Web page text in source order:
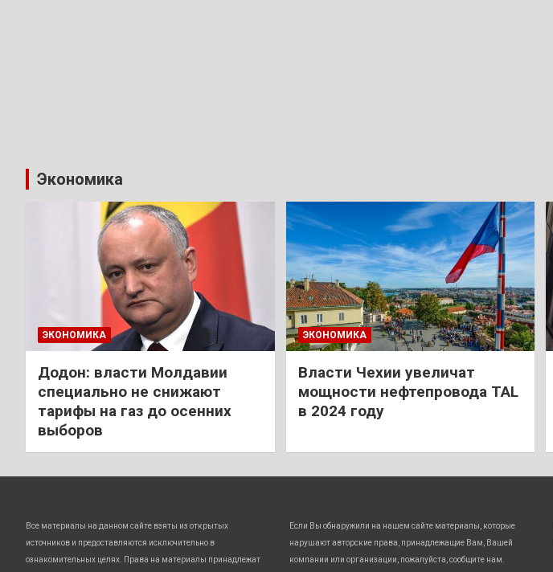
Экономика
ЭКОНОМИКА
Додон: власти Молдавии
специально не снижают
тарифы на газ до осенних
выборов
ЭКОНОМИКА
Власти Чехии увеличат
мощности нефтепровода TAL
в 2024 году
Все материалы на данном сайте взяты из открытых
источников и предоставляются исключительно в
ознакомительных целях. Права на материалы принадлежат
Если Вы обнаружили на нашем сайте материалы, которые
нарушают авторские права, принадлежащие Вам, Вашей
компании или организации, пожалуйста, сообщите нам.